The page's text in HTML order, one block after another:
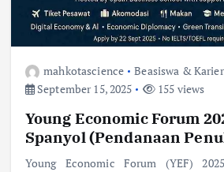
mahkotascience
Beasiswa & Karier
September 15, 2025
155 views
Young Economic Forum
Spanyol (Pendanaan
Young Economic Forum (YEF)